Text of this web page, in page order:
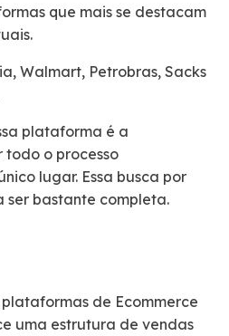
que mais se destacam
Walmart, Petrobras, Sacks
plataforma é a
o processo
lugar. Essa busca por
bastante completa.
de Ecommerce
uma estrutura de vendas